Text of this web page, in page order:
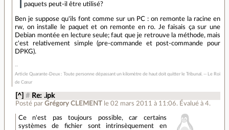
paquets peut-il être utilisé?
Ben je suppose qu'ils font comme sur un PC : on remonte la racine en
rw, on installe le paquet et on remonte en ro. Je faisais ça sur une
Debian montée en lecture seule; faut que je retrouve la méthode, mais
c'est relativement simple (pre-commande et post-commande pour
DPKG).
Article Quarante-Deux : Toute personne dépassant un kilomètre de haut doit quitter le Tribunal. -- Le Roi
de Cœur
[^] # Re: .ipk
Posté par Grégory CLEMENT le 02 mars 2011 à 11:06. Évalué à 4.
Ce n'est pas toujours possible, car certains
systèmes de fichier sont intrinsèquement en